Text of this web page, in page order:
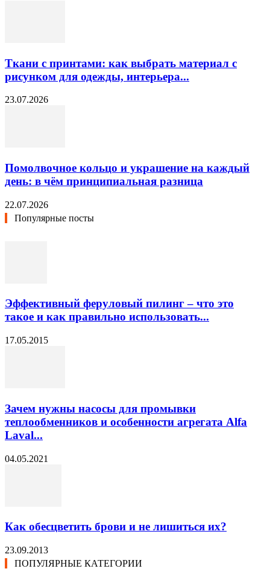
Ткани с принтами: как выбрать материал с
рисунком для одежды, интерьера...
23.07.2026
Помолвочное кольцо и украшение на каждый
день: в чём принципиальная разница
22.07.2026
Популярные посты
Эффективный феруловый пилинг – что это
такое и как правильно использовать...
17.05.2015
Зачем нужны насосы для промывки
теплообменников и особенности агрегата Alfa
Laval...
04.05.2021
Как обесцветить брови и не лишиться их?
23.09.2013
ПОПУЛЯРНЫЕ КАТЕГОРИИ